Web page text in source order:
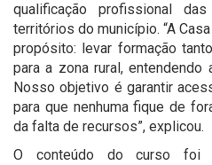
qualificação profissional
territórios do município. “A
propósito: levar formação
para a zona rural, entendendo
Nosso objetivo é garantir
para que nenhuma fique de
da falta de recursos”, explicou.
O conteúdo do curso foi